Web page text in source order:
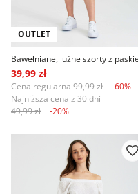
OUTLET
39,99 zł
Cena regularna 99,99 zł
-60%
Najniższa cena z 30 dni
49,99 zł
-20%